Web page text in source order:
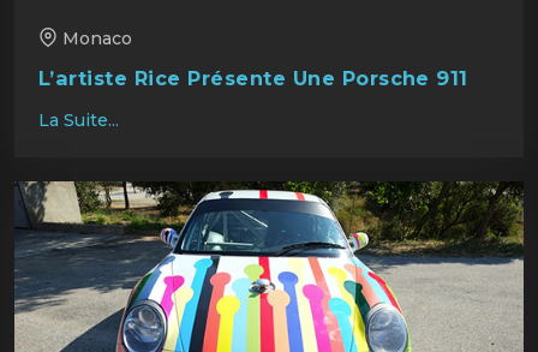
Monaco
L’artiste Rice Présente Une Porsche 911
La Suite...